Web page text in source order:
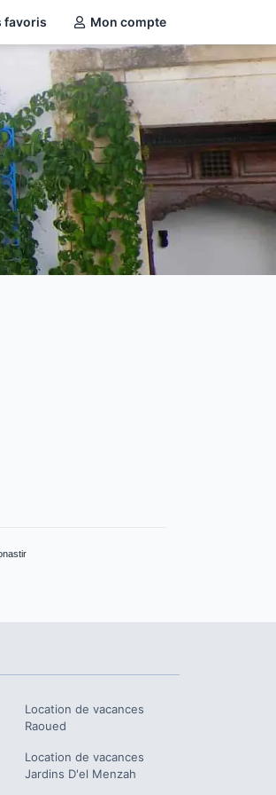
favoris Mon compte
Location de vacances
Raoued
Location de vacances
Jardins D'el Menzah